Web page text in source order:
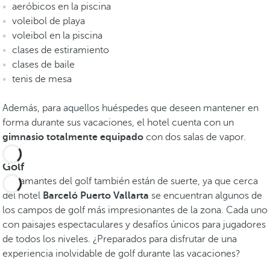
aeróbicos en la piscina
voleibol de playa
voleibol en la piscina
clases de estiramiento
clases de baile
tenis de mesa
Además, para aquellos huéspedes que deseen mantener en
forma durante sus vacaciones, el hotel cuenta con un
gimnasio totalmente equipado con dos salas de vapor.
Golf
Los amantes del golf también están de suerte, ya que cerca
del hotel Barceló Puerto Vallarta se encuentran algunos de
los campos de golf más impresionantes de la zona. Cada uno
con paisajes espectaculares y desafíos únicos para jugadores
de todos los niveles. ¿Preparados para disfrutar de una
experiencia inolvidable de golf durante las vacaciones?